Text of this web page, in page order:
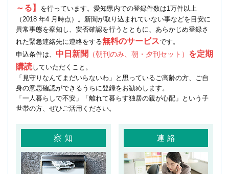
～る】
を行っています。愛知県内での登録件数は1万件以上
（2018 年4 月時点）。新聞が取り込まれていない事などを目安に
異常事態を察知し、安否確認を行うとともに、あらかじめ登録さ
れた緊急連絡先に連絡をする無料のサービスです。
申込条件は、 中日新聞 （朝刊のみ、朝・夕刊セット） を定期
購読していただくこと。
「見守りなんてまだいらないわ」と思っているご高齢の方、ご自
身の意思確認ができるうちに登録をお勧めします。
「一人暮らしで不安」「離れて暮らす独居の親が心配」という子
世帯の方、ぜひご活用ください。
察知 連絡